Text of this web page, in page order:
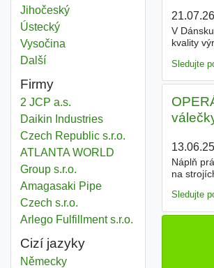
Hutní výroby
JihočeskýKraj
Hutní výroby
ÚsteckýKraj
Hutní výroby
Vysočina
Dalšíkraj
Firmy
2 JCP a.s.
Daikin Industries
Czech Republic s.r.o.
ATLANTA WORLD
Group s.r.o.
Amagasaki Pipe
Czech s.r.o.
Arlego Fulfillment s.r.o.
Cizí jazyky
Německy
21.07.26
V
kvality
Sledujte
13.06.25
Náplň
na
Sledujte